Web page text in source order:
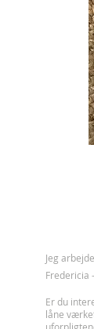
Jeg
Fredericia
Er du
låne